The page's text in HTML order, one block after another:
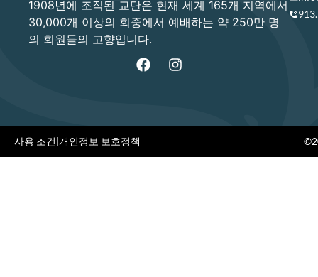
1908년에 조직된 교단은 현재 세계 165개 지역에서
30,000개 이상의 회중에서 예배하는 약 250만 명
의 회원들의 고향입니다.
사용 조건|개인정보 보호정책